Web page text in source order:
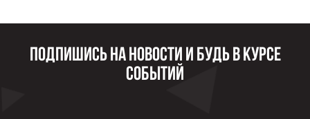
Подпишись на новости и будь в курсе
событий